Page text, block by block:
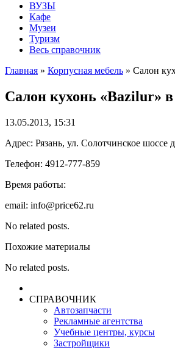
ВУЗЫ
Кафе
Музеи
Туризм
Весь справочник
Главная » Корпусная мебель » Салон
Салон кухонь «Bazilur»
13.05.2013, 15:31
Адрес: Рязань, ул. Солотчинское
Телефон: 4912-777-859
Время работы:
email: info@price62.ru
No related posts.
Похожие материалы
No related posts.
СПРАВОЧНИК
Автозапчасти
Рекламные агентства
Учебные центры, курсы
Застройщики